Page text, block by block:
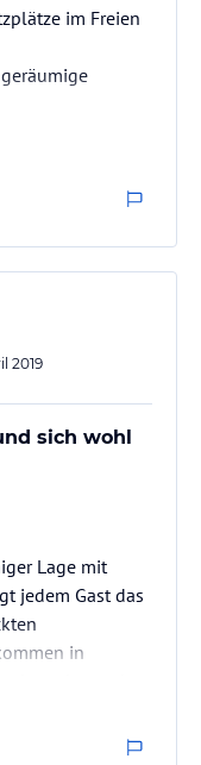
im Freien
2019
sich wohl
Lage mit
jedem Gast das
in
Auch für
Wir